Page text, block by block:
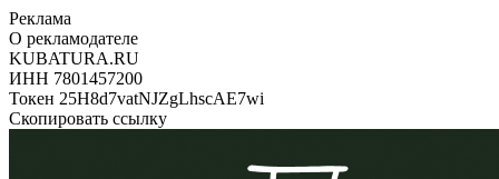
Реклама
О рекламодателе
KUBATURA.RU
ИНН 7801457200
Токен 25H8d7vatNJZgLhscAE7wi
Скопировать ссылку